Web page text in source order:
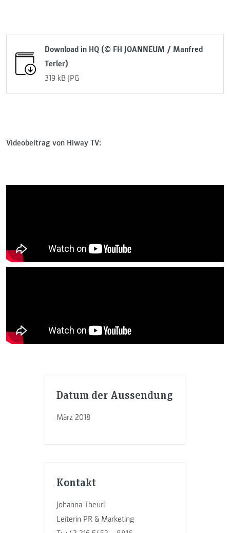
Datum der Aussendung
März 2018
Kontakt
Johanna Theurl
Leiterin PR & Marketing
Download in HQ (© FH JOANNEUM / Manfred
Terler)
319 kB JPG
Videobeitrag von Hiway TV: